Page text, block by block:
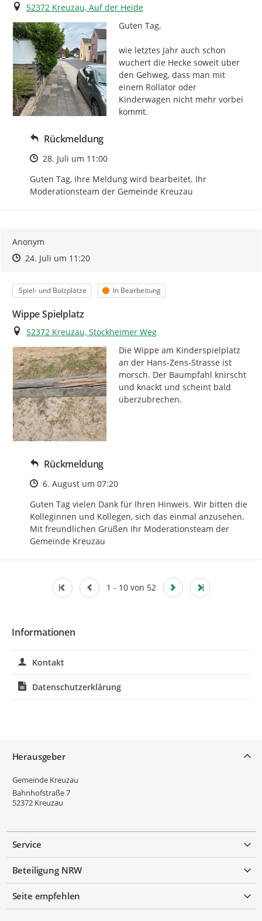
Ort
52372 Kreuzau, Auf der Heide
Guten Tag,
wie letztes Jahr auch schon
wuchert die Hecke soweit über
den Gehweg, dass man mit
einem Rollator oder
Kinderwagen nicht mehr vorbei
kommt.
Rückmeldung
Zeitpunkt des Erstellens
28. Juli um 11:00
Guten Tag, Ihre Meldung wird bearbeitet. Ihr
Moderationsteam der Gemeinde Kreuzau
Anonym
Zeitpunkt des Erstellens
Zeitpunkt des Erstellens
24. Juli um 11:20Zur Äußerung
Kategorie
Spiel- und Bolzplätze Status
In Bearbeitung
Wippe Spielplatz
Ort
52372 Kreuzau, Stockheimer Weg
Die Wippe am Kinderspielplatz
an der Hans-Zens-Strasse ist
morsch. Der Baumpfahl knirscht
und knackt und scheint bald
überzubrechen.
Rückmeldung
Zeitpunkt des Erstellens
6. August um 07:20
Guten Tag vielen Dank für Ihren Hinweis. Wir bitten die
Kolleginnen und Kollegen, sich das einmal anzusehen.
Mit freundlichen Grüßen Ihr Moderationsteam der
Gemeinde Kreuzau
1 - 10 von 52
Informationen
Kontakt
Datenschutzerklärung
Herausgeber
Gemeinde Kreuzau
Bahnhofstraße 7
52372 Kreuzau
Service
Beteiligung NRW
Seite empfehlen